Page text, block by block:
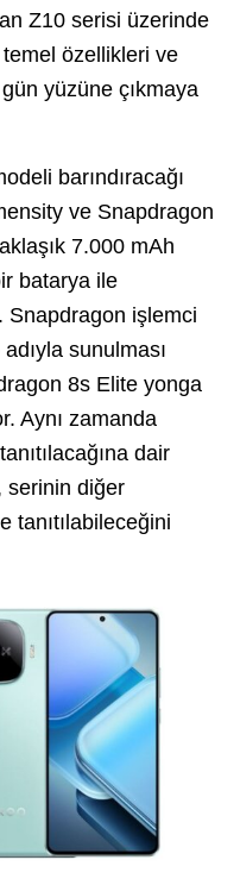
Z10 serisi üzerinde
temel özellikleri ve
yüzüne çıkmaya
barındıracağı
ve Snapdragon
7.000 mAh
batarya ile
Snapdragon işlemci
sunulması
8s Elite yonga
Aynı zamanda
dair
serinin diğer
tanıtılabileceğini